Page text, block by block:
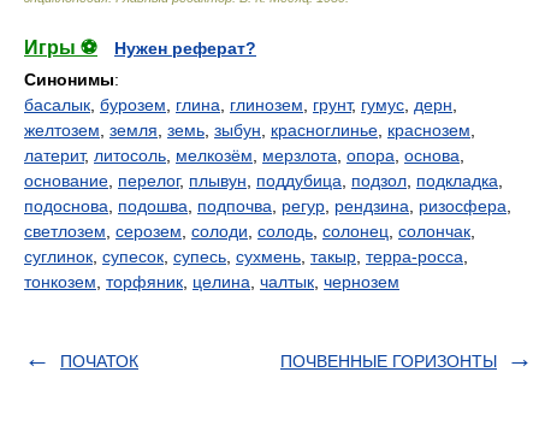
Игры ⚽
Нужен реферат?
Синонимы:
басалык бурозем глина глинозем грунт, гумус дерн
желтозем земля земь зыбун красноглинье краснозем
латерит, литосоль мелкозём мерзлота опора основа
основание перелог, плывун поддубица подзол подкладка
подоснова
подошва подпочва регур рендзина ризосфера
светлозем серозем солоди солодь солонец солончак
суглинок супесок супесь сухмень такыр терра-росса
тонкозем торфяник целина чалтык чернозем
ПОЧАТОК ПОЧВЕННЫЕ ГОРИЗОНТЫ